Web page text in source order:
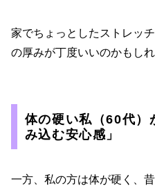
家でちょっとしたストレッ
の厚みが丁度いいのかもしれ
体の硬い私（60代
み込む安心感」
一方、私の方は体が硬く、